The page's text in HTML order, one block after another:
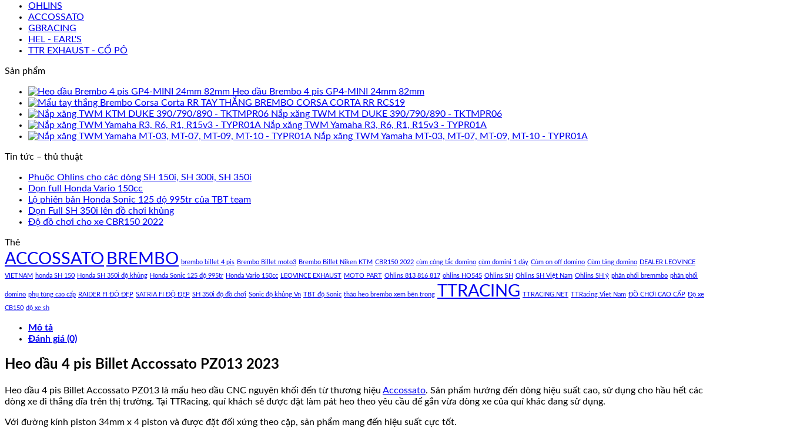
OHLINS
ACCOSSATO
GBRACING
HEL - EARL'S
TTR EXHAUST - CỔ PÔ
Sản phẩm
Heo dầu Brembo 4 pis GP4-MINI 24mm 82mm
TAY THẮNG BREMBO CORSA CORTA RR RCS19
Nắp xăng TWM KTM DUKE 390/790/890 - TKTMPR06
Nắp xăng TWM Yamaha R3, R6, R1, R15v3 - TYPR01A
Nắp xăng TWM Yamaha MT-03, MT-07, MT-09, MT-10 - TYPR01A
Tin tức – thủ thuật
Phuộc Ohlins cho các dòng SH 150i, SH 300i, SH 350i
Dọn full Honda Vario 150cc
Lộ phiên bản Honda Sonic 125 độ 995tr của TBT team
Dọn Full SH 350i lên đồ chơi khủng
Độ đồ chơi cho xe CBR150 2022
Thẻ
ACCOSSATO BREMBO brembo billet 4 pis Brembo Billet moto3 Brembo Billet Niken KTM CBR150 2022 cùm công tắc domino cùm domini 1 dây Cùm on off domino Cùm tăng domino DEALER LEOVINCE
VIETNAM honda SH 150 Honda SH 350i độ khủng Honda Sonic 125 độ 995tr Honda Vario 150cc LEOVINCE EXHAUST MOTO PART Ohlins 813 816 817 ohlins HO545 Ohlins SH Ohlins SH Việt Nam Ohlins SH ý phân phối bremmbo phân phối
domino phụ tùng cao cấp RAIDER FI ĐỘ ĐẸP SATRIA FI ĐỘ ĐẸP SH 350i độ đồ chơi Sonic độ khủng Vn TBT độ Sonic tháo heo brembo xem bên trong TTRACING TTRACING.NET TTRacing Viet Nam ĐỒ CHƠI CAO CẤP Độ xe
CB150 độ xe sh
Mô tả
Đánh giá (0)
Heo dầu 4 pis Billet Accossato PZ013 2023
Heo dầu 4 pis Billet Accossato PZ013 là mẩu heo dầu CNC nguyên khối đến từ thương hiệu Accossato. Sản phẩm hướng đến dòng hiệu suất cao, sử dụng cho hầu hết các
dòng xe đi thắng dĩa trên thị trường. Tại TTRacing, quí khách sẻ được đặt làm pát heo theo yêu cầu để gắn vừa dòng xe của quí khác đang sử dụng.
Với đường kính piston 34mm x 4 piston và được đặt đối xứng theo cặp, sản phẩm mang đến hiệu suất cực tốt.